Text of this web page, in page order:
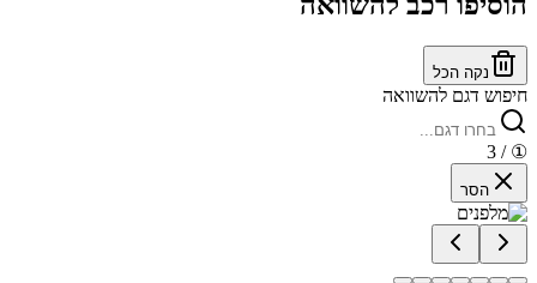
נקה הכל
חיפוש דגם להשוואה
①
/ 3
הסר